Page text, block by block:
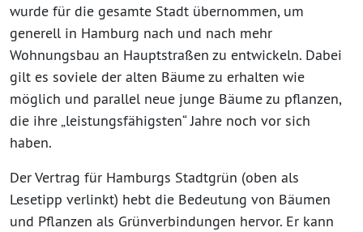
wurde für die gesamte Stadt übernommen, um
generell in Hamburg nach und nach mehr
Wohnungsbau an Hauptstraßen zu entwickeln. Dabei
gilt es soviele der alten Bäume zu erhalten wie
möglich und parallel neue junge Bäume zu pflanzen,
die ihre „leistungsfähigsten“ Jahre noch vor sich
haben.
Der Vertrag für Hamburgs Stadtgrün (oben als
Lesetipp verlinkt) hebt die Bedeutung von Bäumen
und Pflanzen als Grünverbindungen hervor. Er kann